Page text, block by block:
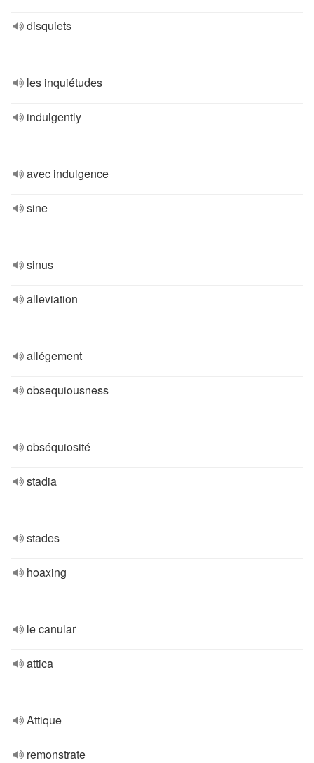
disquiets
les inquiétudes
indulgently
avec indulgence
sine
sinus
alleviation
allégement
obsequiousness
obséquiosité
stadia
stades
hoaxing
le canular
attica
Attique
remonstrate